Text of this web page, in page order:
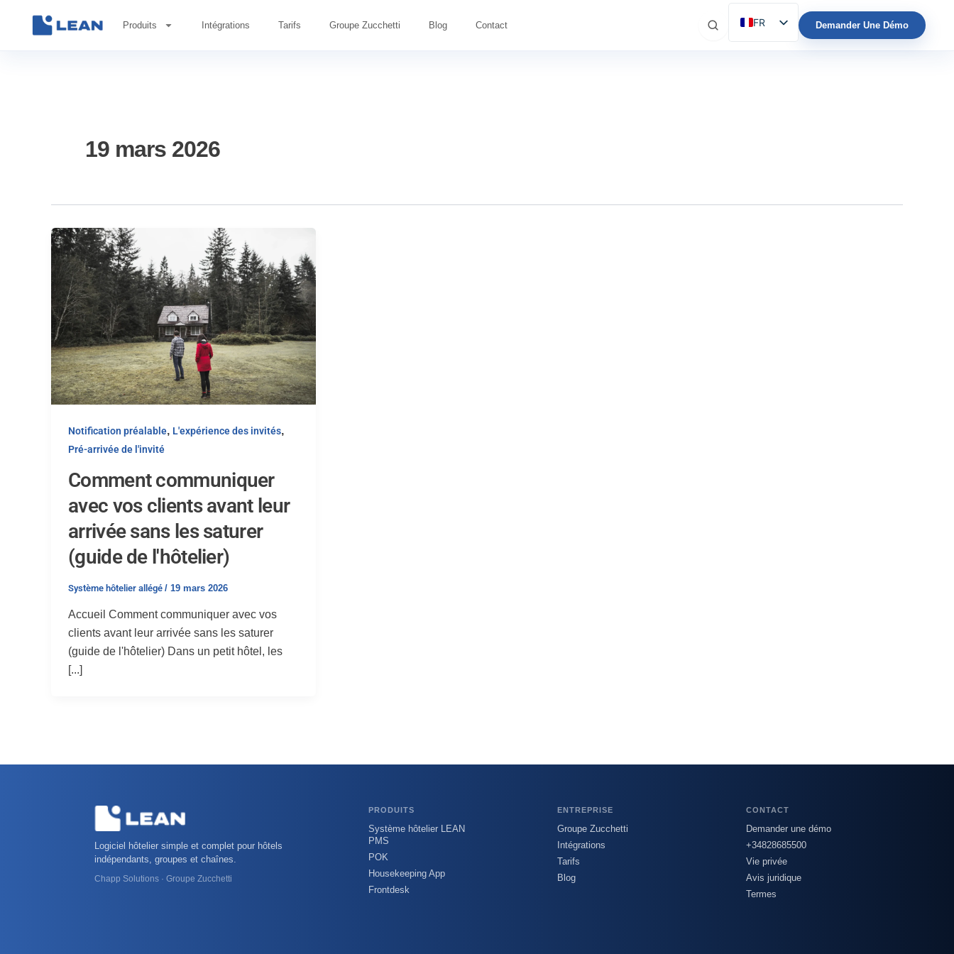
Produits Intégrations Tarifs Groupe Zucchetti Blog Contact
FR
ES
Demander Une Démo
19 mars 2026
Notification préalable, L'expérience des invités,
Pré-arrivée de l'invité
Comment communiquer
avec vos clients avant leur
arrivée sans les saturer
(guide de l'hôtelier)
Système hôtelier allégé / 19 mars 2026
Accueil Comment communiquer avec vos
clients avant leur arrivée sans les saturer
(guide de l'hôtelier) Dans un petit hôtel, les
[...]
Logiciel hôtelier simple et complet pour hôtels
indépendants, groupes et chaînes.
Chapp Solutions · Groupe Zucchetti
PRODUITS
Système hôtelier LEAN
PMS
POK
Housekeeping App
Frontdesk
ENTREPRISE
Groupe Zucchetti
Intégrations
Tarifs
Blog
CONTACT
Demander une démo
+34828685500
Vie privée
Avis juridique
Termes